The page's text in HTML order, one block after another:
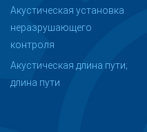
Акустическая установка
неразрушающего
контроля
Акустическая длина пути;
длина пути